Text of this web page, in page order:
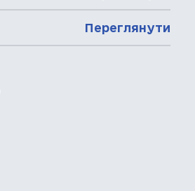
Переглянути